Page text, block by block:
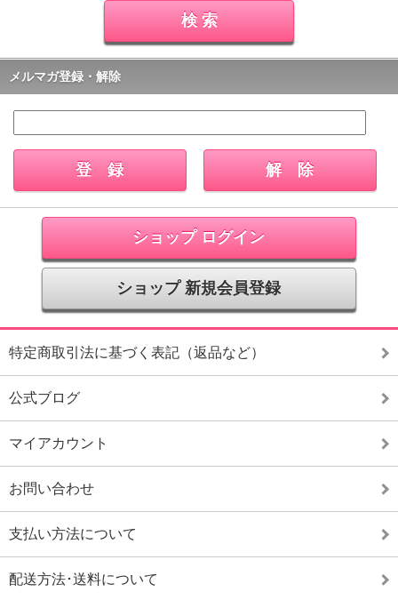
メルマガ登録・解除
ショップ ログイン
ショップ 新規会員登録
特定商取引法に基づく表記（返品など）
公式ブログ
マイアカウント
お問い合わせ
支払い方法について
配送方法･送料について